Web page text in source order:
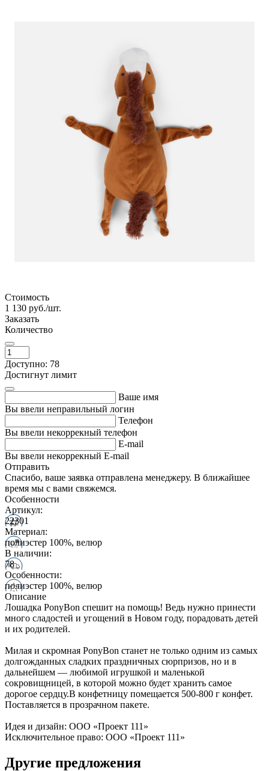
Стоимость
1 130 руб./шт.
Заказать
Количество
Доступно: 78
Достигнут лимит
Ваше имя
Вы ввели неправильный логин
Телефон
Вы ввели некоррекный телефон
E-mail
Вы ввели некоррекный E-mail
Отправить
Спасибо, ваше заявка отправлена менеджеру. В ближайшее
время мы с вами свяжемся.
Особенности
Артикул:
22301
Материал:
полиэстер 100%, велюр
В наличии:
78
Особенности:
полиэстер 100%, велюр
Описание
Лошадка PonyBon спешит на помощь! Ведь нужно принести
много сладостей и угощений в Новом году, порадовать детей
и их родителей.
Милая и скромная PonyBon станет не только одним из самых
долгожданных сладких праздничных сюрпризов, но и в
дальнейшем — любимой игрушкой и маленькой
сокровищницей, в которой можно будет хранить самое
дорогое сердцу.В конфетницу помещается 500-800 г конфет.
Поставляется в прозрачном пакете.
Идея и дизайн: ООО «Проект 111»
Исключительное право: ООО «Проект 111»
Другие предложения